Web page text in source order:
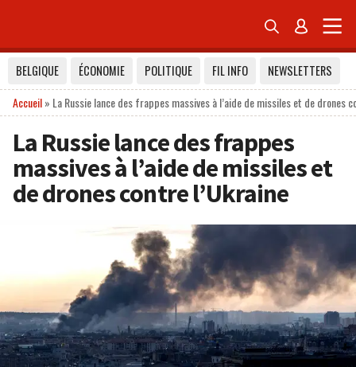
 
BELGIQUE ÉCONOMIE POLITIQUE FIL INFO
NEWSLETTERS
Accueil» La Russie lance des frappes massives à l’aide de missiles et de drones
La Russie lance des frappes
massives à l’aide de missiles et
de drones contre l’Ukraine